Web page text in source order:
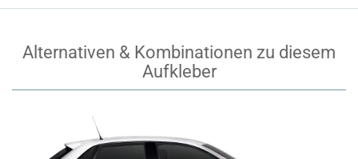
Alternativen & Kombinationen zu diesem
Aufkleber